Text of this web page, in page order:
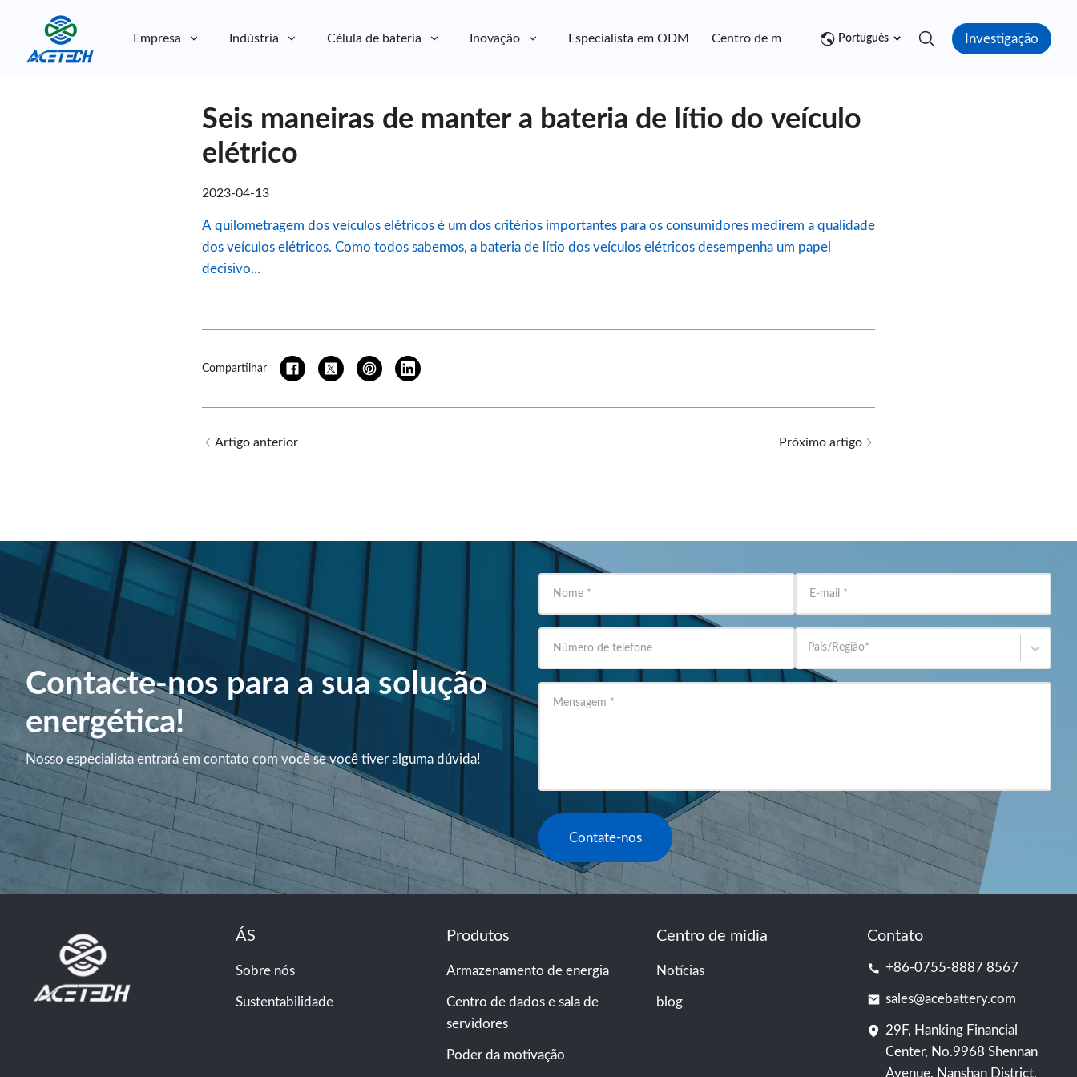
Empresa Indústria Célula de bateria Inovação Especialista em ODM Centro de mídia Contato
Português Investigação
Seis maneiras de manter a bateria de lítio do veículo
elétrico
2023-04-13
A quilometragem dos veículos elétricos é um dos critérios importantes para os consumidores medirem a qualidade
dos veículos elétricos. Como todos sabemos, a bateria de lítio dos veículos elétricos desempenha um papel
decisivo...
Compartilhar
Artigo anterior Próximo artigo
Contacte-nos para a sua solução
energética!
Nosso especialista entrará em contato com você se você tiver alguma dúvida!
Nome * E-mail *
Número de telefone País/Região*
Mensagem *
Contate-nos
ÁS
Sobre nós
Sustentabilidade
Produtos
Armazenamento de energia
Centro de dados e sala de
servidores
Poder da motivação
Centro de mídia
Notícias
blog
Contato
+86-0755-8887 8567
sales@acebattery.com
29F, Hanking Financial
Center, No.9968 Shennan
Avenue, Nanshan District,